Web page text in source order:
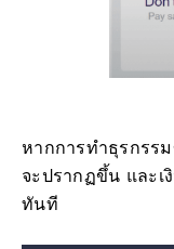
หากการทำธุรกรร
จะปรากฏขึ้น และ
ทันที